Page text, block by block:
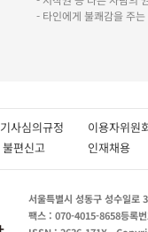
- 타인에게 불쾌감을 주
기사심의규정 이용자위
불편신고 인재채용
서울특별시 성동구 성수일로
팩스 : 070-4015-8658등록